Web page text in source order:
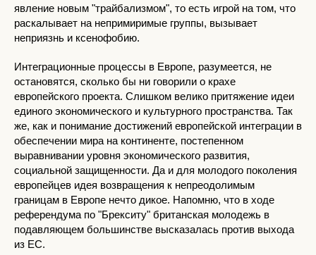
явление новым "трайбализмом", то есть игрой на том, что
раскалывает на непримиримые группы, вызывает
неприязнь и ксенофобию.
Интеграционные процессы в Европе, разумеется, не
остановятся, сколько бы ни говорили о крахе
европейского проекта. Слишком велико притяжение идеи
единого экономического и культурного пространства. Так
же, как и понимание достижений европейской интеграции в
обеспечении мира на континенте, постепенном
выравнивании уровня экономического развития,
социальной защищенности. Да и для молодого поколения
европейцев идея возвращения к непреодолимым
границам в Европе нечто дикое. Напомню, что в ходе
референдума по "Брекситу" британская молодежь в
подавляющем большинстве высказалась против выхода
из ЕС.